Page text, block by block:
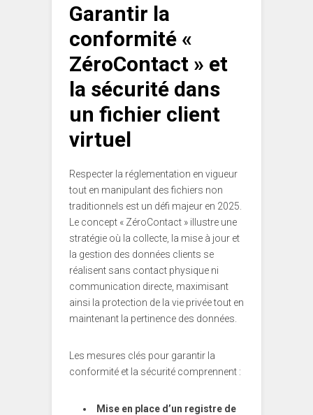
Garantir la
conformité «
ZéroContact » et
la sécurité dans
un fichier client
virtuel
Respecter la réglementation en vigueur
tout en manipulant des fichiers non
traditionnels est un défi majeur en 2025.
Le concept « ZéroContact » illustre une
stratégie où la collecte, la mise à jour et
la gestion des données clients se
réalisent sans contact physique ni
communication directe, maximisant
ainsi la protection de la vie privée tout en
maintenant la pertinence des données.
Les mesures clés pour garantir la
conformité et la sécurité comprennent :
Mise en place d’un registre de